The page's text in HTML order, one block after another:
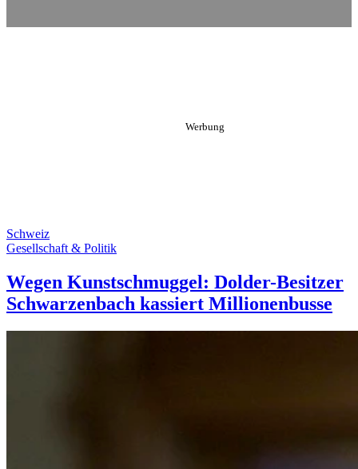
Schweiz
Gesellschaft & Politik
Wegen Kunstschmuggel: Dolder-Besitzer
Schwarzenbach kassiert Millionenbusse